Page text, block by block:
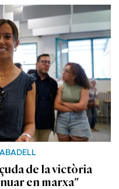
de la victòria
en marxa"